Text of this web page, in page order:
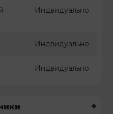
Индвидуально
Индвидуально
Индвидуально
+